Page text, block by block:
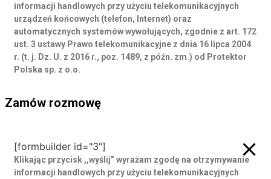
informacji handlowych przy użyciu telekomunikacyjnych
urządzeń końcowych (telefon, Internet) oraz
automatycznych systemów wywołujących, zgodnie z art. 172
ust. 3 ustawy Prawo telekomunikacyjne z dnia 16 lipca 2004
r. (t. j. Dz. U. z 2016 r., poz. 1489, z późn. zm.) od Protektor
Polska sp. z o.o.
Zamów rozmowę
[formbuilder id="3"]
Klikając przycisk ,,wyślij” wyrażam zgodę na otrzymywanie
informacji handlowych przy użyciu telekomunikacyjnych